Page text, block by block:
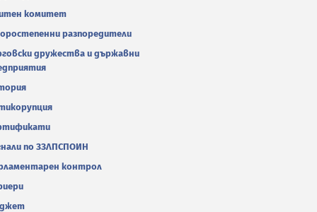
комитет
разпоредители
дружества и държавни
по ЗЗЛПСПОИН
контрол